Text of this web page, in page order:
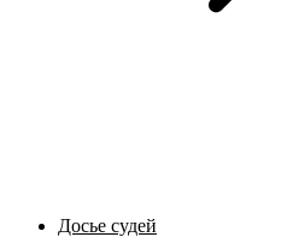
Досье судей